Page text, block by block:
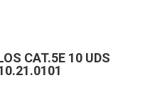
CAT.5E 10 UDS